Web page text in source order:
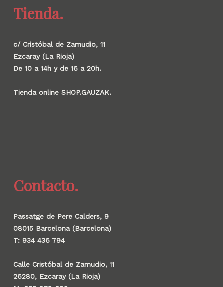
Tienda.
c/ Cristóbal de Zamudio, 11
Ezcaray (La Rioja)
De 10 a 14h y de 16 a 20h.
Tienda online SHOP.GAUZAK.
Contacto.
Passatge de Pere Calders, 9
08015 Barcelona (Barcelona)
T: 934 436 794
Calle Cristóbal de Zamudio, 11
26280, Ezcaray (La Rioja)